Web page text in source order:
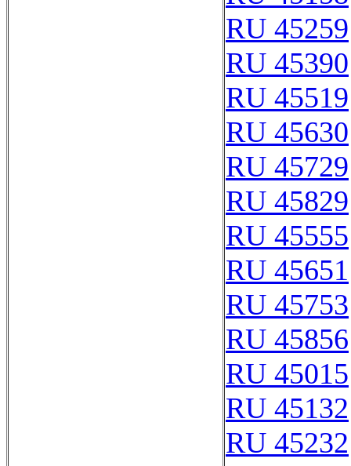
RU 45259
RU 45390
RU 45519
RU 45630
RU 45729
RU 45829
RU 45555
RU 45651
RU 45753
RU 45856
RU 45015
RU 45132
RU 45232